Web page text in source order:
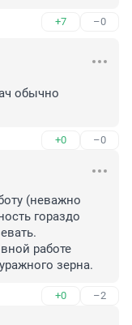
+7 –0
обычно
+0 –0
(неважно
гораздо
работе
зерна.
+0 –2